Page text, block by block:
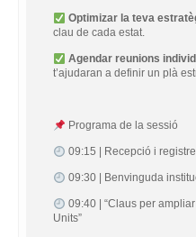
Optimizar la teva
clau de cada estat.
Agendar reunions
t’ajudaran a definir un plà
Programa de la sessió
09:15 | Recepció i
09:30 | Benvinguda
09:40 | “Claus per
Units”